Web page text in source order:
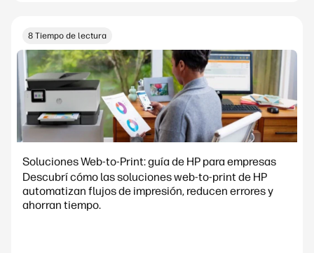
8 Tiempo de lectura
Soluciones Web-to-Print: guía de HP para empresas
Descubrí cómo las soluciones web-to-print de HP
automatizan flujos de impresión, reducen errores y
ahorran tiempo.